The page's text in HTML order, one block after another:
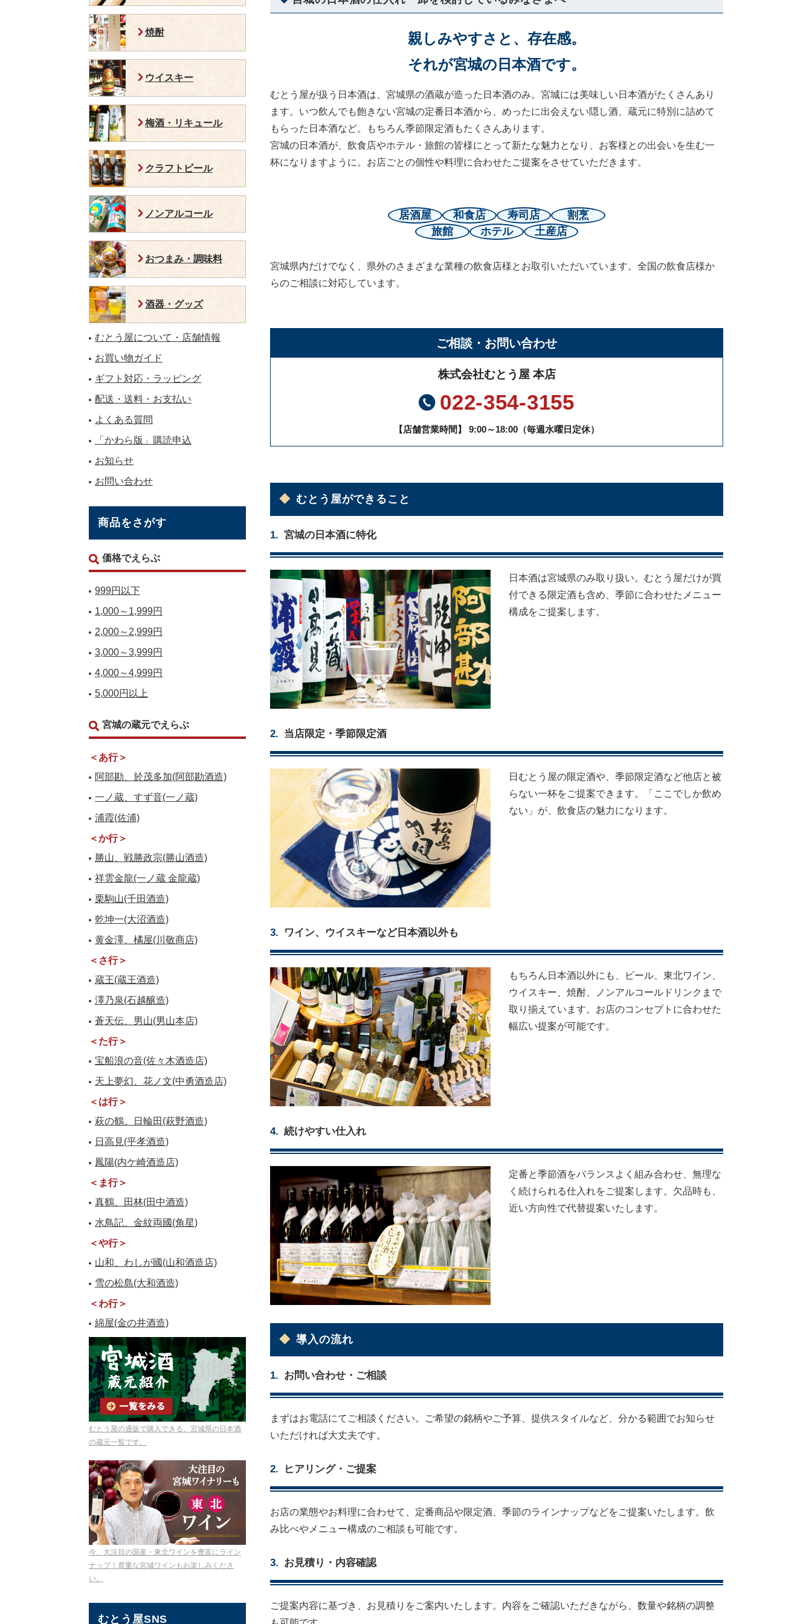
親しみやすさと、存在感。
それが宮城の日本酒です。
むとう屋が扱う日本酒は、宮城県の酒蔵が造った日本酒のみ。宮城には美味しい日本酒がたくさんあり
ます。いつ飲んでも飽きない宮城の定番日本酒から、めったに出会えない隠し酒、蔵元に特別に詰めて
もらった日本酒など。もちろん季節限定酒もたくさんあります。
宮城の日本酒が、飲食店やホテル・旅館の皆様にとって新たな魅力となり、お客様との出会いを生む一
杯になりますように。お店ごとの個性や料理に合わせたご提案をさせていただきます。
居酒屋 和食店 寿司店
割烹
旅館
ホテル 土産店
宮城県内だけでなく、県外のさまざまな業種の飲食店様とお取引いただいています。全国の飲食店様か
らのご相談に対応しています。
ご相談・お問い合わせ
株式会社むとう屋 本店
022-354-3155
【店舗営業時間】 9:00～18:00（毎週水曜日定休）
むとう屋ができること
宮城の日本酒に特化
日本酒は宮城県のみ取り扱い。むとう屋だけが買
付できる限定酒も含め、季節に合わせたメニュー
構成をご提案します。
当店限定・季節限定酒
日むとう屋の限定酒や、季節限定酒など他店と被
らない一杯をご提案できます。「ここでしか飲め
ない」が、飲食店の魅力になります。
ワイン、ウイスキーなど日本酒以外も
もちろん日本酒以外にも、ビール、東北ワイン、
ウイスキー、焼酎、ノンアルコールドリンクまで
取り揃えています。お店のコンセプトに合わせた
幅広い提案が可能です。
続けやすい仕入れ
定番と季節酒をバランスよく組み合わせ、無理な
く続けられる仕入れをご提案します。欠品時も、
近い方向性で代替提案いたします。
導入の流れ
お問い合わせ・ご相談
まずはお電話にてご相談ください。ご希望の銘柄やご予算、提供スタイルなど、分かる範囲でお知らせ
いただければ大丈夫です。
ヒアリング・ご提案
お店の業態やお料理に合わせて、定番商品や限定酒、季節のラインナップなどをご提案いたします。飲
み比べやメニュー構成のご相談も可能です。
お見積り・内容確認
ご提案内容に基づき、お見積りをご案内いたします。内容をご確認いただきながら、数量や銘柄の調整
焼酎
ウイスキー
梅酒・リキュール
クラフトビール
ノンアルコール
おつまみ・調味料
酒器・グッズ
むとう屋について・店舗情報
お買い物ガイド
ギフト対応・ラッピング
配送・送料・お支払い
よくある質問
「かわら版」購読申込
お知らせ
お問い合わせ
商品をさがす
価格でえらぶ
999円以下
1,000～1,999円
2,000～2,999円
3,000～3,999円
4,000～4,999円
5,000円以上
宮城の蔵元でえらぶ
＜あ行＞
阿部勘、於茂多加(阿部勘酒造)
一ノ蔵、すず音(一ノ蔵)
浦霞(佐浦)
＜か行＞
勝山、戦勝政宗(勝山酒造)
祥雲金龍(一ノ蔵 金龍蔵)
栗駒山(千田酒造)
乾坤一(大沼酒造)
黄金澤、橘屋(川敬商店)
＜さ行＞
蔵王(蔵王酒造)
澤乃泉(石越醸造)
蒼天伝、男山(男山本店)
＜た行＞
宝船浪の音(佐々木酒造店)
天上夢幻、花ノ文(中勇酒造店)
＜は行＞
萩の鶴、日輪田(萩野酒造)
日高見(平孝酒造)
鳳陽(内ケ崎酒造店)
＜ま行＞
真鶴、田林(田中酒造)
水鳥記、金紋両國(角星)
＜や行＞
山和、わしが國(山和酒造店)
雪の松島(大和酒造)
＜わ行＞
綿屋(金の井酒造)
むとう屋の通販で購入できる、宮城県の日本酒
の蔵元一覧です。
今、大注目の国産・東北ワインを豊富にライン
ナップ！貴重な宮城ワインもお楽しみくださ
い。
むとう屋SNS